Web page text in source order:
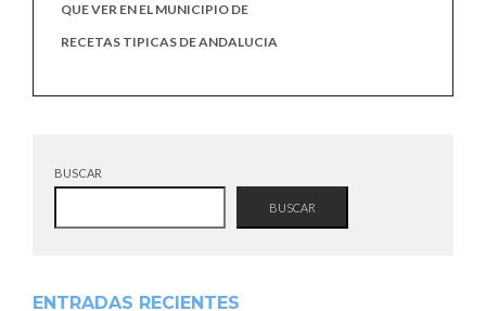
QUE VER EN EL MUNICIPIO DE
RECETAS TIPICAS DE ANDALUCIA
BUSCAR
BUSCAR
ENTRADAS RECIENTES